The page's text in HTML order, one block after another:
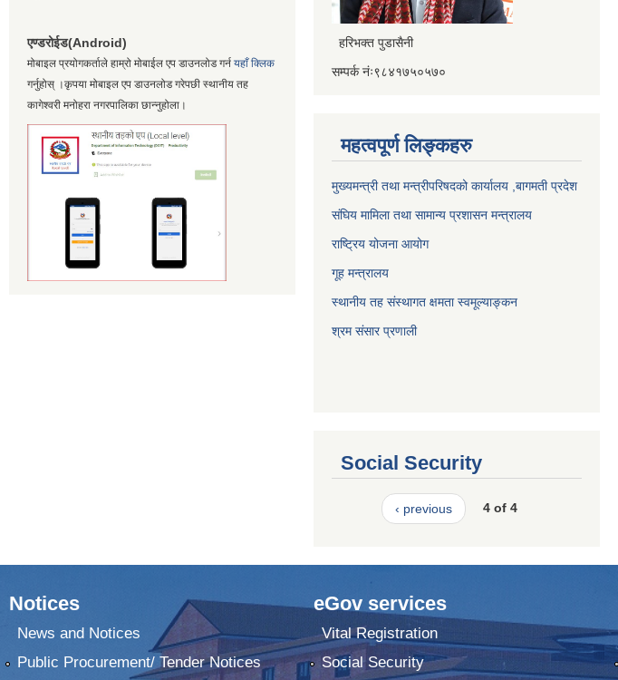
एण्डरोईड(Android)
मोबाइल प्रयोगकर्ताले हाम्रो मोबाईल एप डाउनलोड गर्न यहाँ क्लिक
गर्नुहोस् ।कृपया मोबाइल एप डाउनलोड गरेपछी स्थानीय तह
कागेश्वरी मनोहरा नगरपालिका छान्नुहोला।
हरिभक्त पुडासैनी
सम्पर्क नंः९८४१७५०५७०
महत्वपूर्ण लिङ्कहरु
मुख्यमन्त्री तथा मन्त्रीपरिषदको कार्यालय ,बागमती प्रदेश
संघिय मामिला तथा सामान्य प्रशासन मन्त्रालय
राष्ट्रिय योजना आयोग
गूह मन्त्रालय
स्थानीय तह संस्थागत क्षमता स्वमूल्याङ्कन
श्रम संसार प्रणाली
Social Security
‹ previous 4 of 4
Notices
News and Notices
Public Procurement/ Tender Notices
eGov services
Vital Registration
Social Security